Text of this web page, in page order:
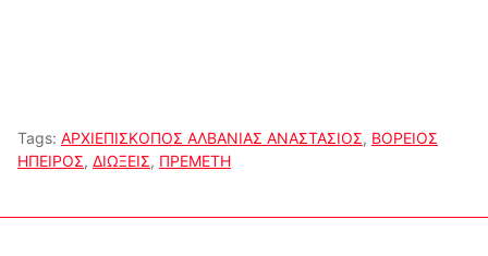
Tags: ΑΡΧΙΕΠΙΣΚΟΠΟΣ ΑΛΒΑΝΙΑΣ ΑΝΑΣΤΑΣΙΟΣ, ΒΟΡΕΙΟΣ
ΗΠΕΙΡΟΣ, ΔΙΩΞΕΙΣ, ΠΡΕΜΕΤΗ